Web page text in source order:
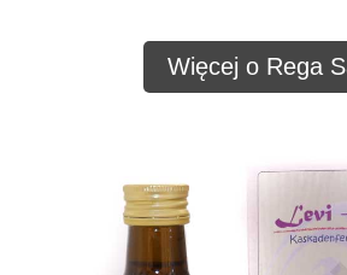
Więcej o Rega